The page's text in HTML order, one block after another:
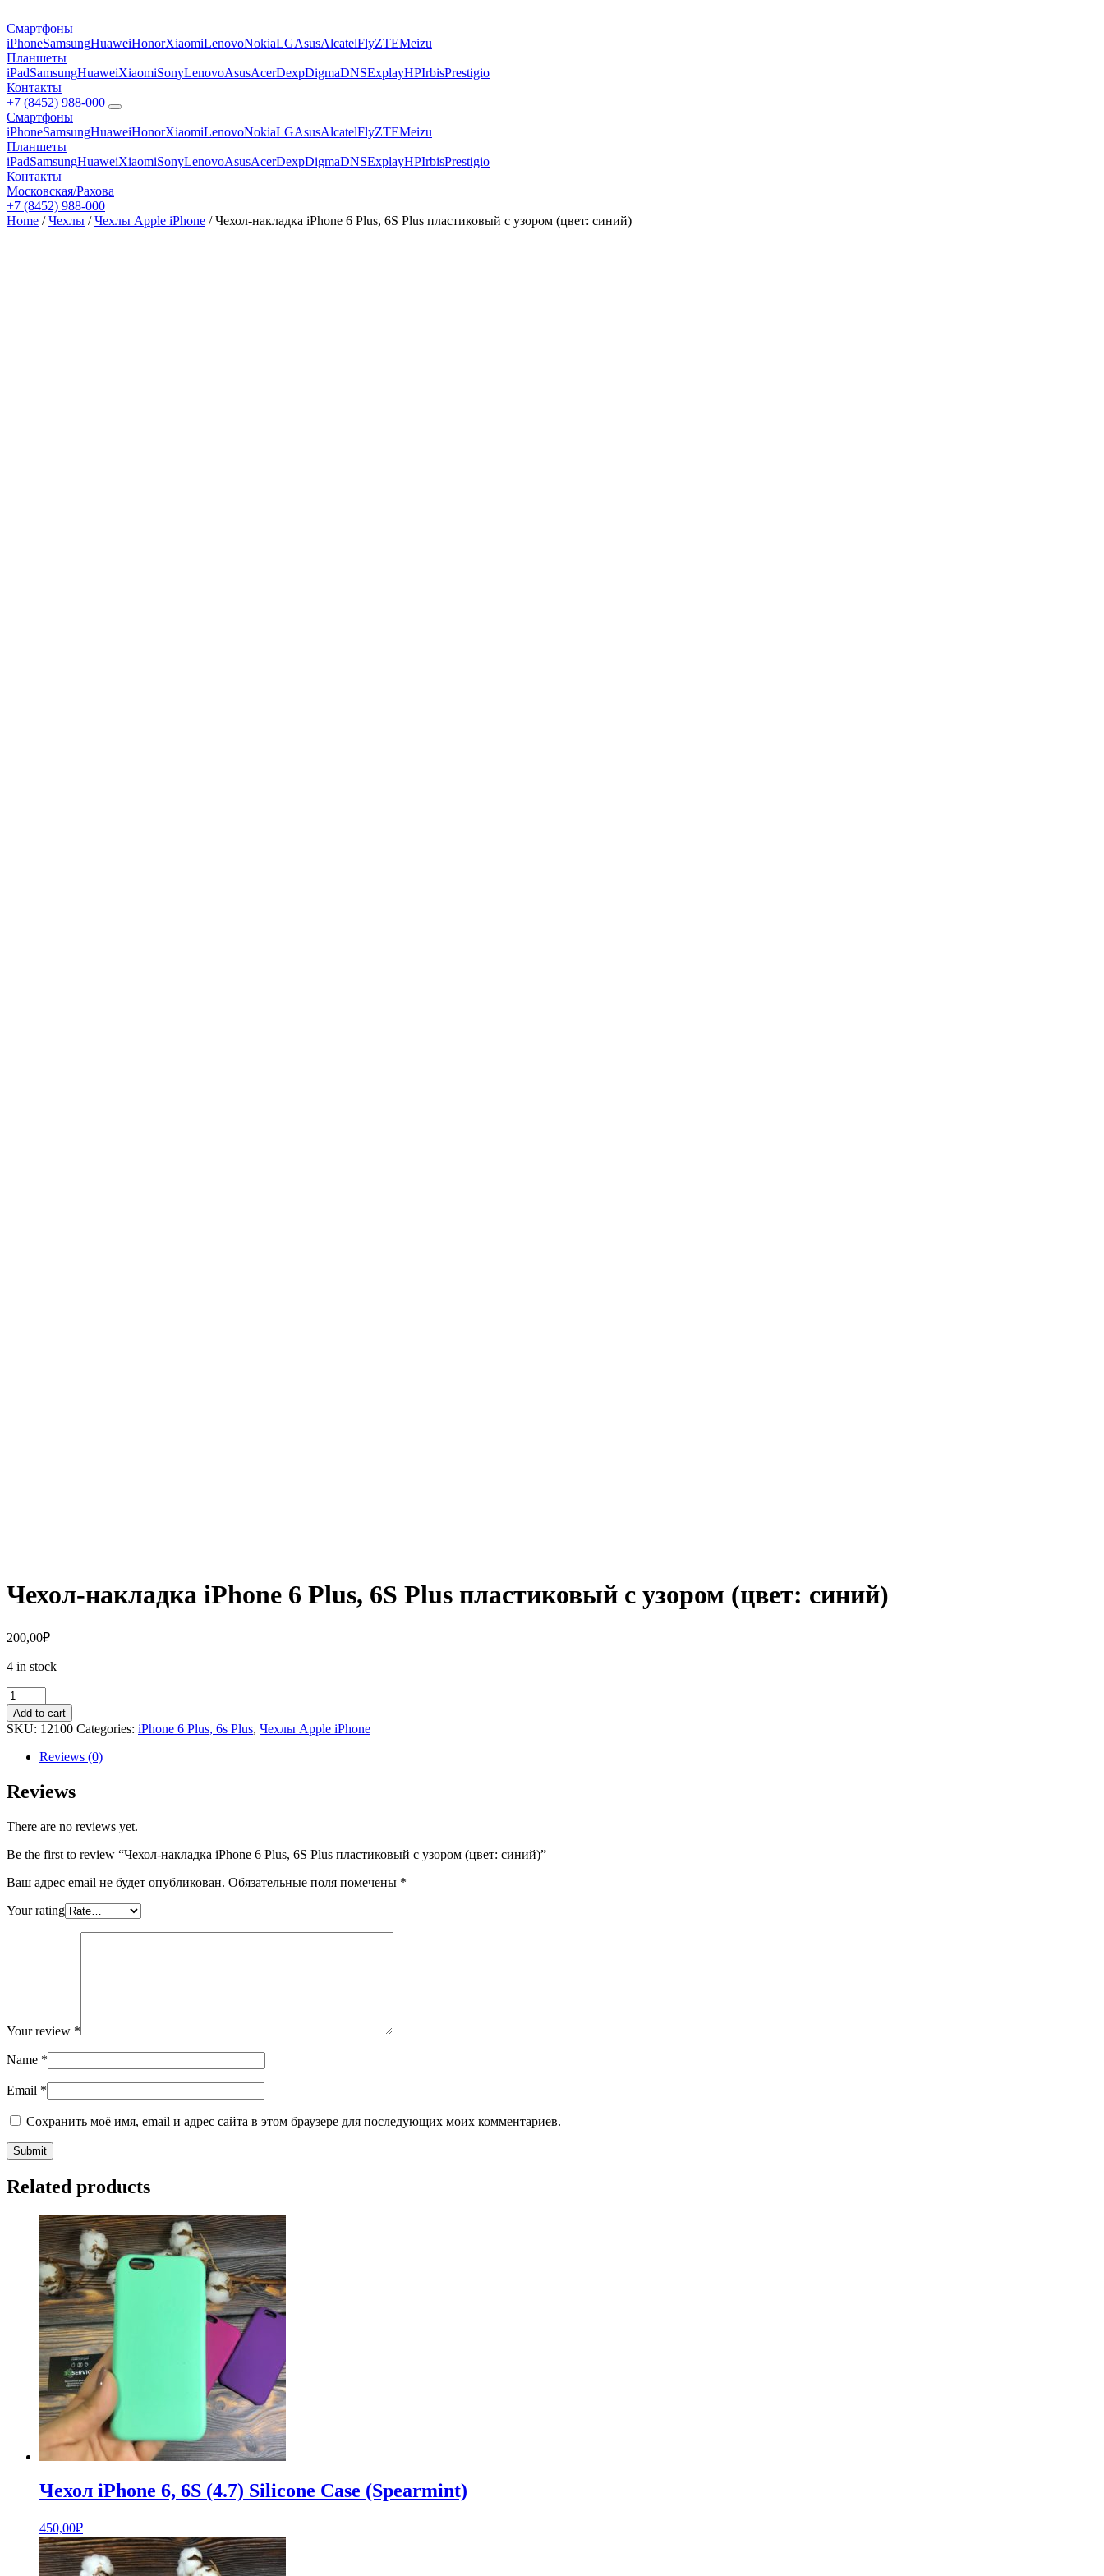
Смартфоны
iPhoneSamsungHuaweiHonorXiaomiLenovoNokiaLGAsusAlcatelFlyZTEMeizu
Планшеты
iPadSamsungHuaweiXiaomiSonyLenovoAsusAcerDexpDigmaDNSExplayHPIrbisPrestigio
Контакты
+7 (8452) 988-000
Смартфоны
iPhoneSamsungHuaweiHonorXiaomiLenovoNokiaLGAsusAlcatelFlyZTEMeizu
Планшеты
iPadSamsungHuaweiXiaomiSonyLenovoAsusAcerDexpDigmaDNSExplayHPIrbisPrestigio
Контакты
Московская/Рахова
+7 (8452) 988-000
Home /Чехлы /Чехлы Apple iPhone / Чехол-накладка iPhone 6 Plus, 6S Plus пластиковый с узором (цвет: синий)
Чехол-накладка iPhone 6 Plus, 6S Plus пластиковый с узором (цвет: синий)
200,00₽
4 in stock
Чехол-
накладка
iPhone
6
Plus,
Plus
пластиковый
узором
синий)
Add to cart
SKU: 12100 Categories: iPhone 6 Plus, 6s Plus, Чехлы Apple iPhone
Reviews (0)
Reviews
There are no reviews yet.
Be the first to review “Чехол-накладка iPhone 6 Plus, 6S Plus пластиковый с узором (цвет: синий)”
Ваш адрес email не будет опубликован. Обязательные поля помечены *
Your rating
Your review *
Name *
Email *
Сохранить моё имя, email и адрес сайта в этом браузере для последующих моих комментариев.
Related products
Чехол iPhone 6, 6S (4.7) Silicone Case (Spearmint)
450,00₽